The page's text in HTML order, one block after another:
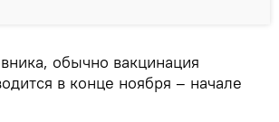
обычно вакцинация
в конце ноября – начале